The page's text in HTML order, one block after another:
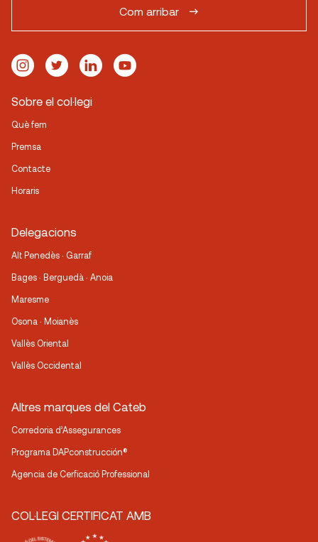
Com arribar
Sobre el col·legi
Què fem
Premsa
Contacte
Horaris
Delegacions
Alt Penedès · Garraf
Bages · Berguedà · Anoia
Maresme
Osona · Moianès
Vallès Oriental
Vallès Occidental
Altres marques del Cateb
Corredoria d’Assegurances
Programa DAPconstrucción®
Agencia de Cerficació Professional
COL·LEGI CERTIFICAT AMB